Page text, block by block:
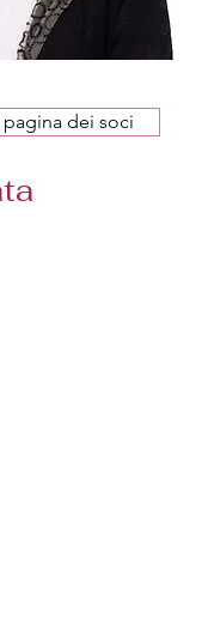
pagina dei soci